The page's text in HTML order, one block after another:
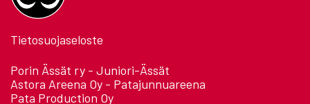
Tietosuojaseloste
Porin Ässät ry - Juniori-Ässät
Astora Areena Oy - Patajunnuareena
Pata Production Oy